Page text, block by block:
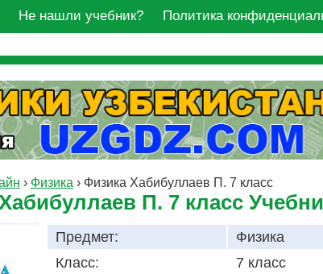
Не нашли учебник? Политика
› Физика › Физика Хабибуллаев П. 7 класс
П. 7 класс
Предмет:
Физика
Класс:
7 класс